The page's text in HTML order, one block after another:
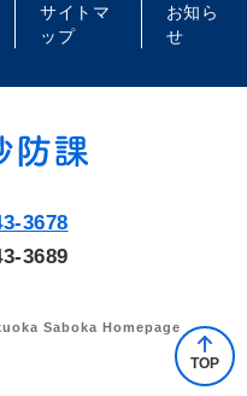
TOP
サイトマ
ップ
お知ら
せ
3678
3689
Saboka Homepage